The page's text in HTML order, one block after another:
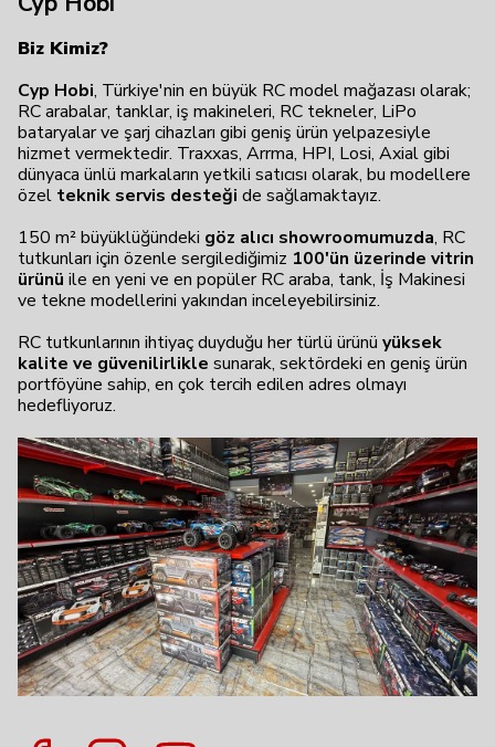
Biz Kimiz?
Cyp Hobi, Türkiye'nin en büyük RC model mağazası olarak;
RC arabalar, tanklar, iş makineleri, RC tekneler, LiPo
bataryalar ve şarj cihazları gibi geniş ürün yelpazesiyle
hizmet vermektedir. Traxxas, Arrma, HPI, Losi, Axial gibi
dünyaca ünlü markaların yetkili satıcısı olarak, bu modellere
özel teknik servis desteği de sağlamaktayız.
150 m² büyüklüğündeki göz alıcı showroomumuzda, RC
tutkunları için özenle sergilediğimiz 100'ün üzerinde vitrin
ürünü ile en yeni ve en popüler RC araba, tank, İş Makinesi
ve tekne modellerini yakından inceleyebilirsiniz.
RC tutkunlarının ihtiyaç duyduğu her türlü ürünü yüksek
kalite ve güvenilirlikle sunarak, sektördeki en geniş ürün
portföyüne sahip, en çok tercih edilen adres olmayı
hedefliyoruz.